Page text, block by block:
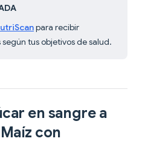
para recibir
tus objetivos de salud.
en sangre a
con